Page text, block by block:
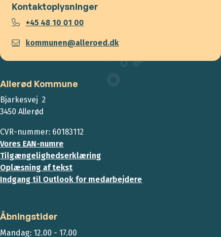
Kontaktoplysninger
+45 48 10 01 00
kommunen@alleroed.dk
Allerød Kommune
Bjarkesvej 2
3450 Allerød
CVR-nummer: 60183112
Vores EAN-numre
Tilgængelighedserklæring
Oplæsning af tekst
Indgang til Outlook for medarbejdere
Åbningstider
Mandag: 12.00 - 17.00